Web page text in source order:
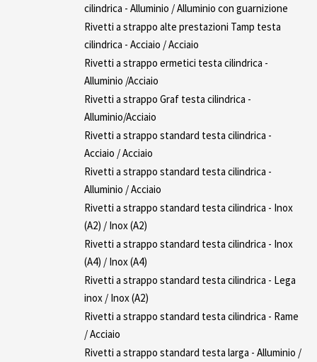
cilindrica - Alluminio / Alluminio con guarnizione
Rivetti a strappo alte prestazioni Tamp testa
cilindrica - Acciaio / Acciaio
Rivetti a strappo ermetici testa cilindrica -
Alluminio /Acciaio
Rivetti a strappo Graf testa cilindrica -
Alluminio/Acciaio
Rivetti a strappo standard testa cilindrica -
Acciaio / Acciaio
Rivetti a strappo standard testa cilindrica -
Alluminio / Acciaio
Rivetti a strappo standard testa cilindrica - Inox
(A2) / Inox (A2)
Rivetti a strappo standard testa cilindrica - Inox
(A4) / Inox (A4)
Rivetti a strappo standard testa cilindrica - Lega
inox / Inox (A2)
Rivetti a strappo standard testa cilindrica - Rame
/ Acciaio
Rivetti a strappo standard testa larga - Alluminio /